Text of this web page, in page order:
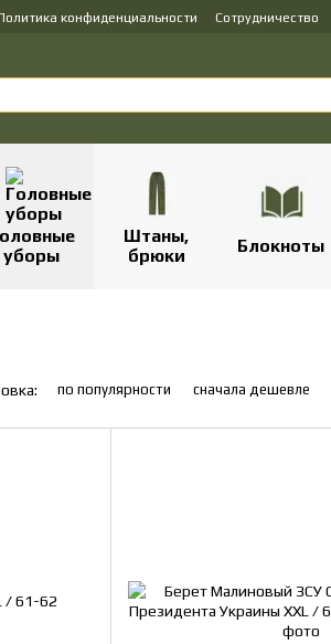
конфиденциальности Сотрудничество
уборы
Штаны,
брюки
Блокноты
по популярности сначала дешевле